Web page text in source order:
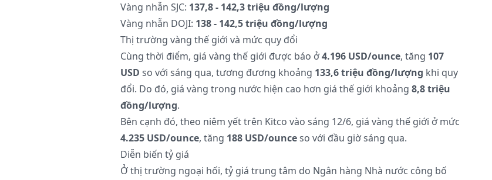
Vàng nhẫn SJC: 137,8 - 142,3 triệu đồng/lượng
Vàng nhẫn DOJI: 138 - 142,5 triệu đồng/lượng
Thị trường vàng thế giới và mức quy đổi
Cùng thời điểm, giá vàng thế giới được báo ở4.196 USD/ounce, tăng 107
USD so với sáng qua, tương đương khoảng 133,6 triệu đồng/lượng khi quy
đổi. Do đó, giá vàng trong nước hiện cao hơn giá thế giới khoảng 8,8 triệu
đồng/lượng.
Bên cạnh đó, theo niêm yết trên Kitco vào sáng 12/6, giá vàng thế giới ở mức
4.235 USD/ounce, tăng 188 USD/ounceso với đầu giờ sáng qua.
Diễn biến tỷ giá
Ở thị trường ngoại hối, tỷ giá trung tâm do Ngân hàng Nhà nước công bố